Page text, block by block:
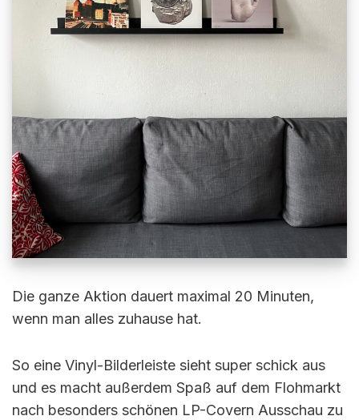
Die ganze Aktion dauert maximal 20 Minuten,
wenn man alles zuhause hat.
So eine Vinyl-Bilderleiste sieht super schick aus
und es macht außerdem Spaß auf dem Flohmarkt
nach besonders schönen LP-Covern Ausschau zu